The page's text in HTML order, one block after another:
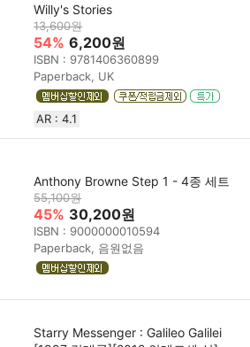
Willy's Stories
13,600원
54% 6,200원
ISBN : 9781406360899
Paperback, UK
AR : 4.1
Anthony Browne Step 1 - 4종 세트
55,100원
45% 30,200원
ISBN : 9000000010594
Paperback, 음원없음
Starry Messenger : Galileo Galilei